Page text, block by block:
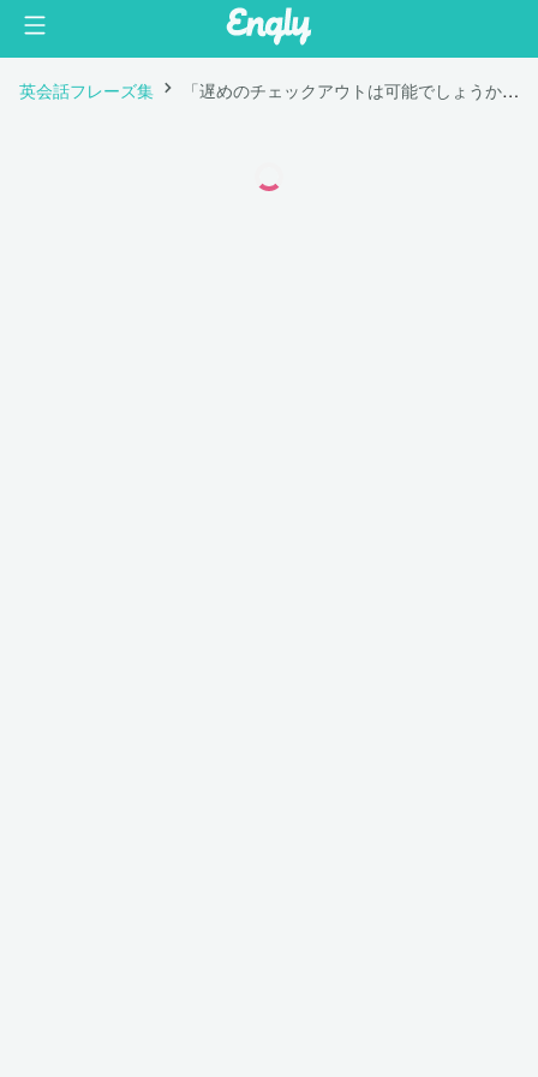
英会話フレーズ集 「遅めのチェックアウトは可能でしょうか？」は英語で "Would it be possible to have a late check-out?"